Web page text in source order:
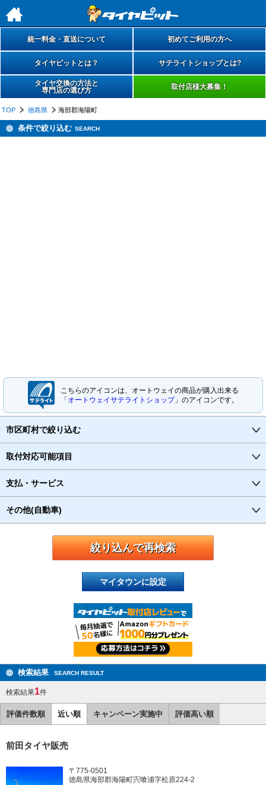
h
統一料金・直送について 初めてご利用の方へ
タイヤピットとは？ サテライトショップとは?
タイヤ交換の方法と
専門店の選び方
取付店様大募集！
TOP 徳島県 海部郡海陽町
条件で絞り込む SEARCH
こちらのアイコンは、オートウェイの商品が購入出来る
「 オートウェイサテライトショップ」のアイコンです。
市区町村で絞り込む
取付対応可能項目
支払・サービス
その他(自動車)
マイタウンに設定
検索結果 SEARCH RESULT
検索結果1件
評価件数順 近い順 キャンペーン実施中 評価高い順
前田タイヤ販売
〒775-0501
徳島県海部郡海陽町宍喰浦字松原224-2